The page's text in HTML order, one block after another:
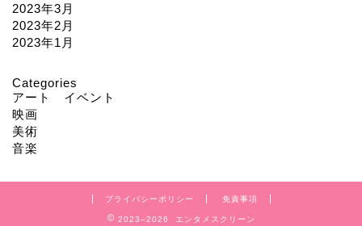
2023年3月
2023年2月
2023年1月
Categories
アート イベント
映画
美術
音楽
プライバシーポリシー 免責事項
2023–2026 エンタメスクリーン